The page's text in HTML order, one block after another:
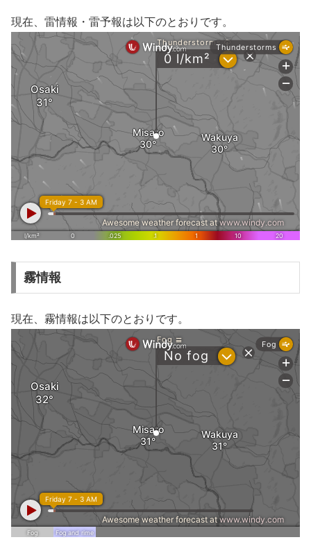
現在、雷情報・雷予報は以下のとおりです。
霧情報
現在、霧情報は以下のとおりです。